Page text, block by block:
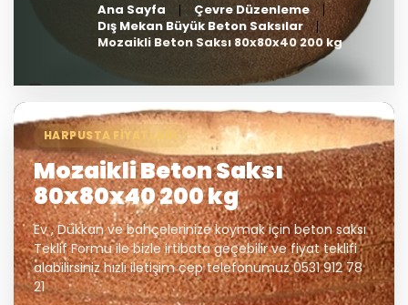
Ana Sayfa
Çevre Düzenleme
Dış Mekan Büyük Beton Saksılar
Mozaikli Beton Saksı 80x80x40 200 kg
HARPUSTA FIYATLARI
Mozaikli Beton Saksı
80x80x40 200 kg
Ev , Dükkan ve bahçelerinize koymak için beton saksı
Teklif Formu ile bizle irtibata geçebilir ve fiyat teklifi
alabilirsiniz hızlı iletişim cep telefonumuz 0531 912 78
21